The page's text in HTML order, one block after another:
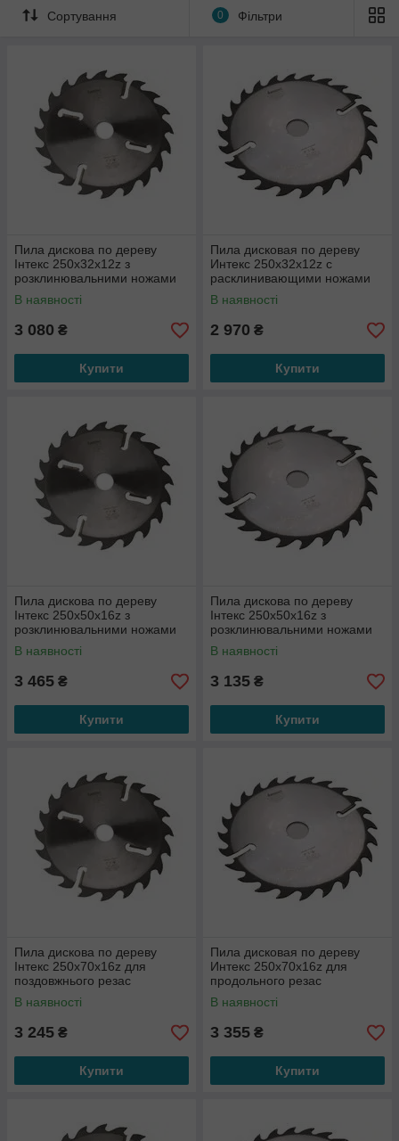
Сортування 0 Фільтри
Пила дискова по дереву
Інтекс 250x32x12z з
розклинювальними ножами
по периметру
В наявності
3 080 ₴
Купити
Пила дисковая по дереву
Интекс 250x32x12z с
расклинивающими ножами
по периметру
В наявності
2 970 ₴
Купити
Пила дискова по дереву
Інтекс 250x50x16z з
розклинювальними ножами
по периметру
В наявності
3 465 ₴
Купити
Пила дискова по дереву
Інтекс 250x50x16z з
розклинювальними ножами
по периметру
В наявності
3 135 ₴
Купити
Пила дискова по дереву
Інтекс 250x70x16z для
поздовжнього резас
розклинювальними ножами
по периметру
В наявності
3 245 ₴
Купити
Пила дисковая по дереву
Интекс 250x70x16z для
продольного резас
расклинивающими ножами
по периметру
В наявності
3 355 ₴
Купити